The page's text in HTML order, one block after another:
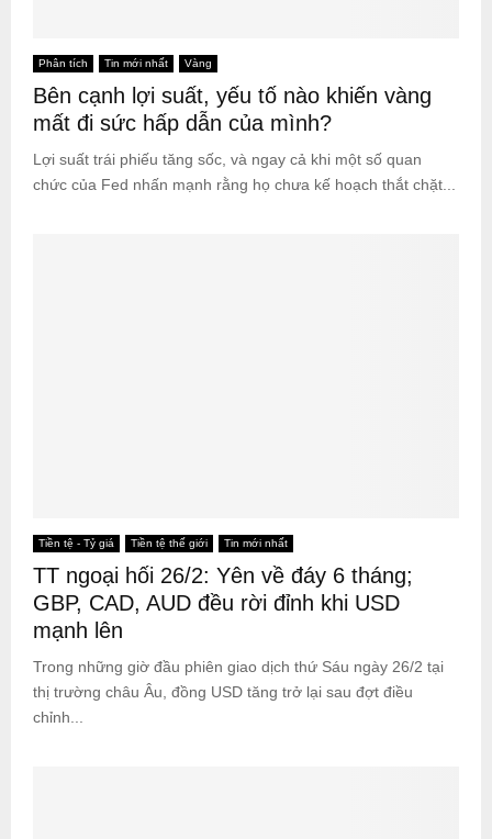
Phân tích Tin mới nhất Vàng
Bên cạnh lợi suất, yếu tố nào khiến vàng
mất đi sức hấp dẫn của mình?
Lợi suất trái phiếu tăng sốc, và ngay cả khi một số quan
chức của Fed nhấn mạnh rằng họ chưa kế hoạch thắt chặt...
Tiền tệ - Tỷ giá Tiền tệ thế giới Tin mới nhất
TT ngoại hối 26/2: Yên về đáy 6 tháng;
GBP, CAD, AUD đều rời đỉnh khi USD
mạnh lên
Trong những giờ đầu phiên giao dịch thứ Sáu ngày 26/2 tại
thị trường châu Âu, đồng USD tăng trở lại sau đợt điều
chỉnh...